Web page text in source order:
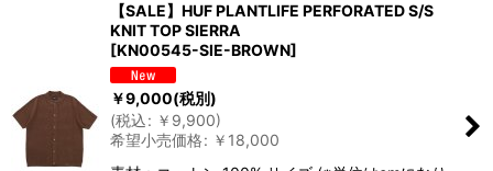
【SALE】HUF PLANTLIFE PERFORATED S/S
KNIT TOP SIERRA
[KN00545-SIE-BROWN]
￥9,000(税別)
(税込: ￥ 9,900)
希望小売価格: ￥ 18,000